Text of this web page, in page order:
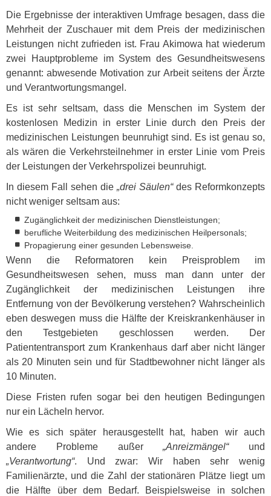
Die Ergebnisse der interaktiven Umfrage besagen, dass die
Mehrheit der Zuschauer mit dem Preis der medizinischen
Leistungen nicht zufrieden ist. Frau Akimowa hat wiederum
zwei Hauptprobleme im System des Gesundheitswesens
genannt: abwesende Motivation zur Arbeit seitens der Ärzte
und Verantwortungsmangel.
Es ist sehr seltsam, dass die Menschen im System der
kostenlosen Medizin in erster Linie durch den Preis der
medizinischen Leistungen beunruhigt sind. Es ist genau so,
als wären die Verkehrsteilnehmer in erster Linie vom Preis
der Leistungen der Verkehrspolizei beunruhigt.
In diesem Fall sehen die „drei Säulen“des Reformkonzepts
nicht weniger seltsam aus:
Zugänglichkeit der medizinischen Dienstleistungen;
berufliche Weiterbildung des medizinischen Heilpersonals;
Propagierung einer gesunden Lebensweise.
Wenn die Reformatoren kein Preisproblem im
Gesundheitswesen sehen, muss man dann unter der
Zugänglichkeit der medizinischen Leistungen ihre
Entfernung von der Bevölkerung verstehen? Wahrscheinlich
eben deswegen muss die Hälfte der Kreiskrankenhäuser in
den Testgebieten geschlossen werden. Der
Patiententransport zum Krankenhaus darf aber nicht länger
als 20 Minuten sein und für Stadtbewohner nicht länger als
10 Minuten.
Diese Fristen rufen sogar bei den heutigen Bedingungen
nur ein Lächeln hervor.
Wie es sich später herausgestellt hat, haben wir auch
andere Probleme außer„Anreizmängel“und
„Verantwortung“. Und zwar: Wir haben sehr wenig
Familienärzte, und die Zahl der stationären Plätze liegt um
die Hälfte über dem Bedarf. Beispielsweise in solchen